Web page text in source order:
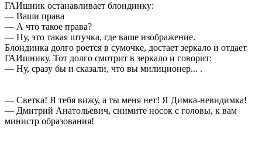
ГАИшник останавливает блондинку:
— Ваши права
— А что такое права?
— Ну, это такая штучка, где ваше изображение.
Блондинка долго роется в сумочке, достает зеркало и отдает
ГАИшнику. Тот долго смотрит в зеркало и говорит:
— Ну, сразу бы и сказали, что вы милиционер... .
— Светка! Я тебя вижу, а ты меня нет! Я Димка-невидимка!
— Дмитрий Анатольевич, снимите носок с головы, к вам
министр образования!